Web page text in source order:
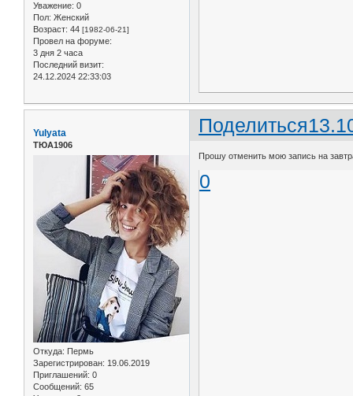
Уважение: 0
Пол: Женский
Возраст: 44 [1982-06-21]
Провел на форуме:
3 дня 2 часа
Последний визит:
24.12.2024 22:33:03
Поделиться
Yulyata
ТЮА1906
Откуда: Пермь
Зарегистрирован: 19.06.2019
Приглашений: 0
Сообщений: 65
Прошу отменить мою запись на
0